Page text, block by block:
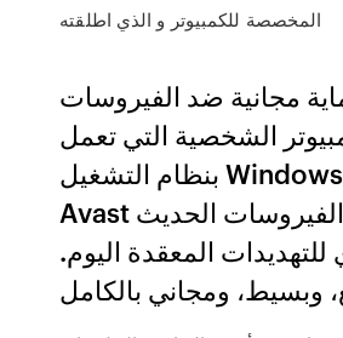
المخصصة للكمبيوتر و الذي اطلقته
مجانية ضد الفيروسات
الشخصية التي تعمل
بنظام التشغيل Windows. تُقدّم
Avast مضاد الفيروسات الحديث
المعقدة اليوم.